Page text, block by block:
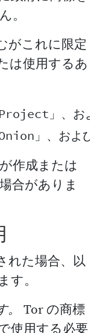
。
がこれに限定
は使用するあ
」、およ
作成または
合がありま
れた場合、以
す。
Tor の商標
使用する必要